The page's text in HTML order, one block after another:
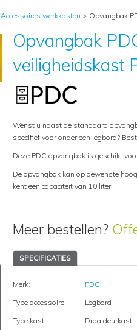
Accessoires werkkasten > Opvangbak
Opvangbak
veiligheidskast
Wenst u naast de standaard
specifief voor onder een legbord?
Deze PDC opvangbak is geschikt
De opvangbak kan op gewenste
kent een capaciteit van 10 liter.
Meer bestellen?
SPECIFICATIES
Merk:
PDC
Type accessoire:
Legbord
Type kast:
Draaideurkast